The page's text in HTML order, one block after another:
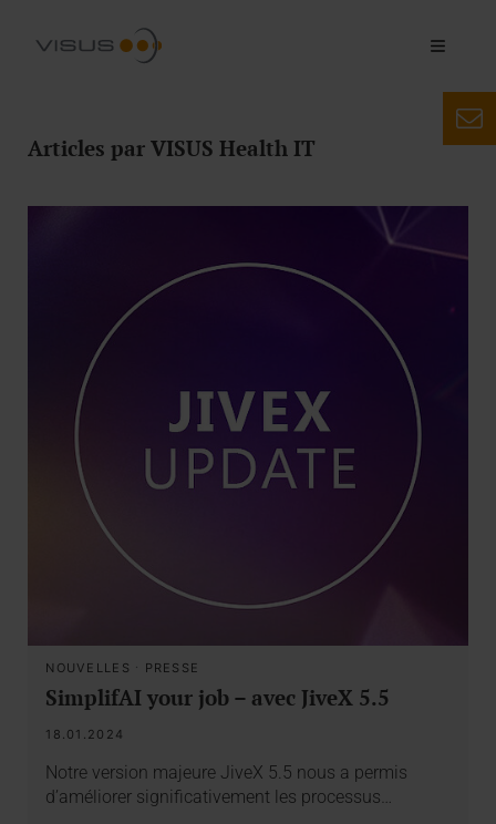
Articles par VISUS Health IT
NOUVELLES · PRESSE
SimplifAI your job – avec JiveX 5.5
18.01.2024
Notre version majeure JiveX 5.5 nous a permis
d’améliorer significativement les processus…